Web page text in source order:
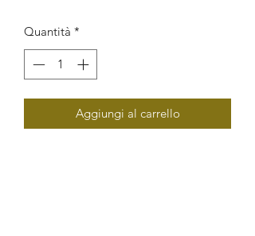
Quantità *
Aggiungi al carrello